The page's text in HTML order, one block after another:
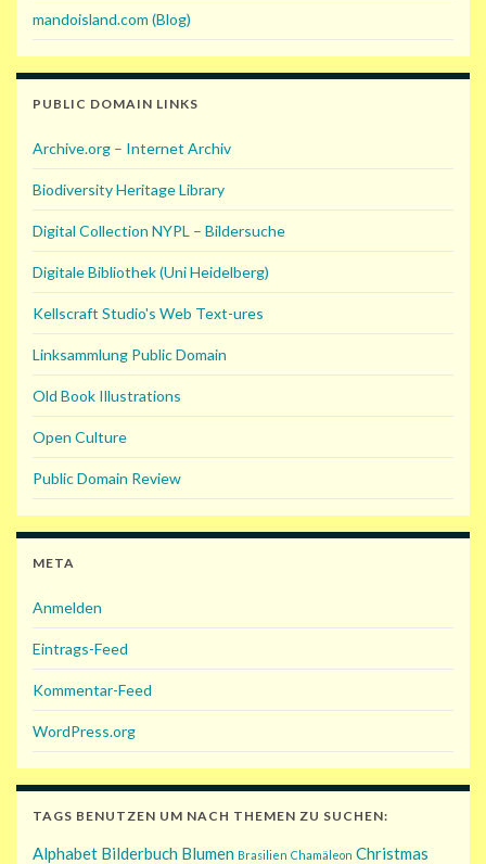
mandoisland.com (Blog)
PUBLIC DOMAIN LINKS
Archive.org – Internet Archiv
Biodiversity Heritage Library
Digital Collection NYPL – Bildersuche
Digitale Bibliothek (Uni Heidelberg)
Kellscraft Studio's Web Text-ures
Linksammlung Public Domain
Old Book Illustrations
Open Culture
Public Domain Review
META
Anmelden
Eintrags-Feed
Kommentar-Feed
WordPress.org
TAGS BENUTZEN UM NACH THEMEN ZU SUCHEN:
Alphabet Bilderbuch Blumen Brasilien Chamäleon Christmas